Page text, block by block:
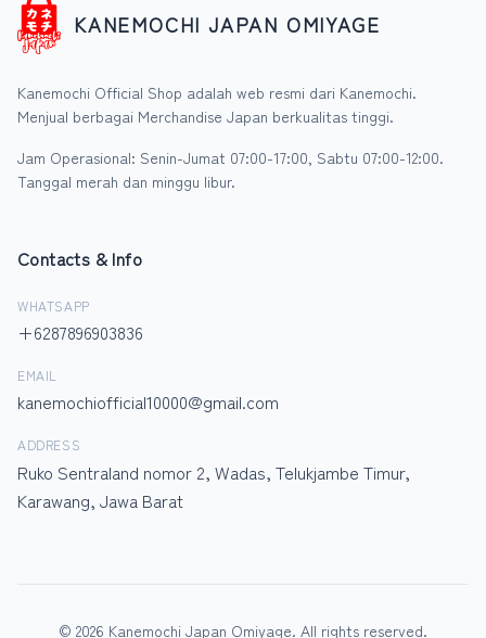
KANEMOCHI JAPAN OMIYAGE
Kanemochi Official Shop adalah web resmi dari Kanemochi.
Menjual berbagai Merchandise Japan berkualitas tinggi.
Jam Operasional: Senin-Jumat 07:00-17:00, Sabtu 07:00-12:00.
Tanggal merah dan minggu libur.
Contacts & Info
WHATSAPP
+6287896903836
EMAIL
kanemochiofficial10000@gmail.com
ADDRESS
Ruko Sentraland nomor 2, Wadas, Telukjambe Timur,
Karawang, Jawa Barat
© 2026 Kanemochi Japan Omiyage. All rights reserved.